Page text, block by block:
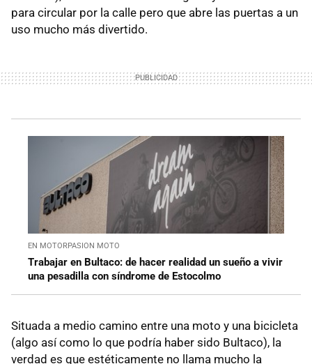
para circular por la calle pero que abre las puertas a un
uso mucho más divertido.
EN MOTORPASION MOTO
Trabajar en Bultaco: de hacer realidad un sueño a vivir
una pesadilla con síndrome de Estocolmo
Situada a medio camino entre una moto y una bicicleta
(algo así como lo que podría haber sido Bultaco), la
verdad es que estéticamente no llama mucho la